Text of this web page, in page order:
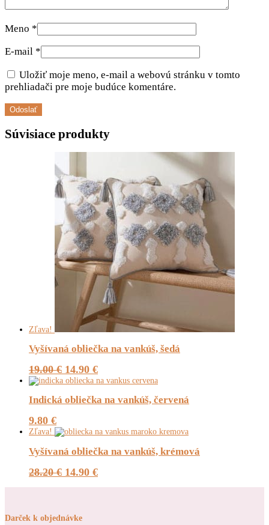
Meno *
E-mail *
Uložiť moje meno, e-mail a webovú stránku v tomto
prehliadači pre moje budúce komentáre.
Súvisiace produkty
Zľava!
Vyšívaná obliečka na vankúš, šedá
19.00€ Pôvodná
cena
bola:
19.00 €.
14.90 €Aktuálna
cena
14.90 €.
Indická obliečka na vankúš, červená
9.80 €
Zľava!
Vyšívaná obliečka na vankúš, krémová
28.20€ Pôvodná
14.90 €Aktuálna
Darček k objednávke